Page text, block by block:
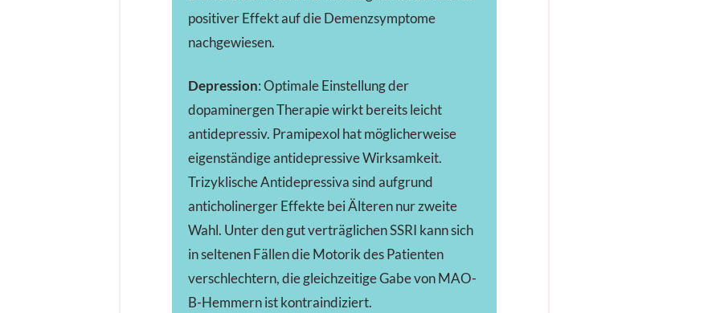
positiver Effekt auf die Demenzsymptome
nachgewiesen.
Depression: Optimale Einstellung der
dopaminergen Therapie wirkt bereits leicht
antidepressiv. Pramipexol hat möglicherweise
eigenständige antidepressive Wirksamkeit.
Trizyklische Antidepressiva sind aufgrund
anticholinerger Effekte bei Älteren nur zweite
Wahl. Unter den gut verträglichen SSRI kann sich
in seltenen Fällen die Motorik des Patienten
verschlechtern, die gleichzeitige Gabe von MAO-
B-Hemmern ist kontraindiziert.